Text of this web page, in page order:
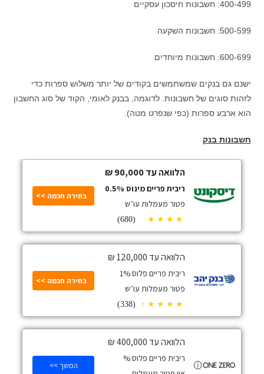
400-499: חשבונות חיסכון עסקיים
500-599: חשבונות השקעה
600-699: חשבונות מיוחדים
ישנם גם בנקים שמשתמשים בקודים של יותר משלוש ספרות כדי
לזהות סוגים של חשבונות. לדוגמה, בבנק לאומי, הקוד של סוג החשבון
הוא ארבע ספרות (כפי שנפרט מטה).
חשבונות בנק